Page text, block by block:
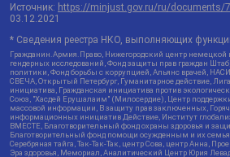
Источник: https://minjust.gov.ru/ru/documents/
03.12.2021
* Сведения реестра НКО, выполняющих
Гражданин.Армия.Право, Нижегородский центр немецкой
гендерных исследований, Фонд защиты прав граждан
политики, Фонд борьбы с коррупцией, Альянс врачей,
СВЕЧА, Открытый Петербург, Гуманитарное действие,
инициатива, Гражданская инициатива против
Союз, "Хасдей Ерушалаим" (Милосердие), Центр
массовой информации, В защиту прав заключенных,
информационных инициатив Действие, Институт
ВМЕСТЕ, Благотворительный фонд охраны здоровья и
Благотворительный фонд помощи осужденным и их
Серебряная тайга, Так-Так-Так, центр Сова, центр Анна,
Эра здоровья, Мемориал, Аналитический Центр Юрия